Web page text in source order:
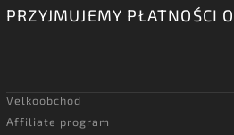
PRZYJMUJEMY PŁATNOŚCI
Velkoobchod
Affiliate program